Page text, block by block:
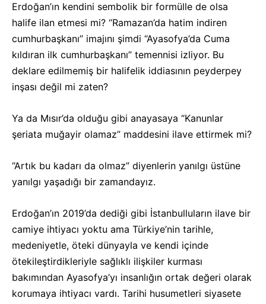
Erdoğan’ın kendini sembolik bir formülle de olsa
halife ilan etmesi mi? “Ramazan’da hatim indiren
cumhurbaşkanı” imajını şimdi “Ayasofya’da Cuma
kıldıran ilk cumhurbaşkanı” temennisi izliyor. Bu
deklare edilmemiş bir halifelik iddiasının peyderpey
inşası değil mi zaten?
Ya da Mısır’da olduğu gibi anayasaya “Kanunlar
şeriata muğayir olamaz” maddesini ilave ettirmek mi?
“Artık bu kadarı da olmaz” diyenlerin yanılgı üstüne
yanılgı yaşadığı bir zamandayız.
Erdoğan’ın 2019’da dediği gibi İstanbulluların ilave bir
camiye ihtiyacı yoktu ama Türkiye’nin tarihle,
medeniyetle, öteki dünyayla ve kendi içinde
ötekileştirdikleriyle sağlıklı ilişkiler kurması
bakımından Ayasofya’yı insanlığın ortak değeri olarak
korumaya ihtiyacı vardı. Tarihi husumetleri siyasete